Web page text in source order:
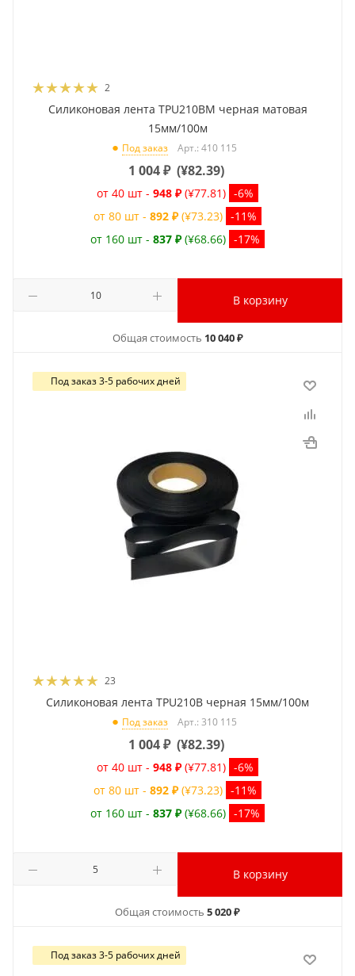
2
Силиконовая лента TPU210BM черная матовая
15мм/100м
Под заказ Арт.: 410 115
1 004₽ (¥82.39)
от 40 шт - 948 ₽ (¥77.81) -6%
от 80 шт - 892 ₽ (¥73.23) -11%
от 160 шт - 837 ₽ (¥68.66) -17%
В корзину
Общая стоимость 10 040 ₽
Под заказ 3-5 рабочих дней
23
Силиконовая лента TPU210B черная 15мм/100м
Под заказ Арт.: 310 115
1 004₽ (¥82.39)
от 40 шт - 948 ₽ (¥77.81) -6%
от 80 шт - 892 ₽ (¥73.23) -11%
от 160 шт - 837 ₽ (¥68.66) -17%
В корзину
Общая стоимость 5 020 ₽
Под заказ 3-5 рабочих дней